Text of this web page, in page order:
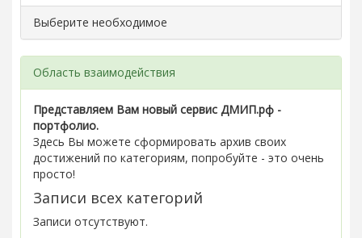
Выберите необходимое
Область взаимодействия
Представляем Вам новый сервис ДМИП.рф -
портфолио.
Здесь Вы можете сформировать архив своих
достижений по категориям, попробуйте - это очень
просто!
Записи всех категорий
Записи отсутствуют.